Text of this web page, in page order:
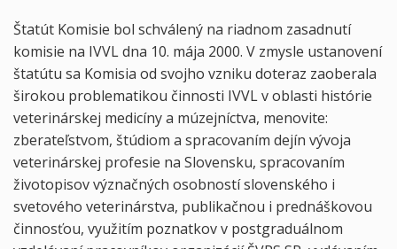
Štatút Komisie bol schválený na riadnom zasadnutí
komisie na IVVL dna 10. mája 2000. V zmysle ustanovení
štatútu sa Komisia od svojho vzniku doteraz zaoberala
širokou problematikou činnosti IVVL v oblasti histórie
veterinárskej medicíny a múzejníctva, menovite:
zberateľstvom, štúdiom a spracovaním dejín vývoja
veterinárskej profesie na Slovensku, spracovaním
životopisov význačných osobností slovenského i
svetového veterinárstva, publikačnou i prednáškovou
činnosťou, využitím poznatkov v postgraduálnom